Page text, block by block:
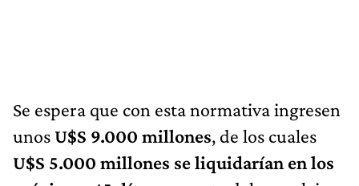
Se espera que con esta normativa ingresen
unosU$S 9.000 millones, de los cuales
U$S 5.000 millones se liquidarían en los